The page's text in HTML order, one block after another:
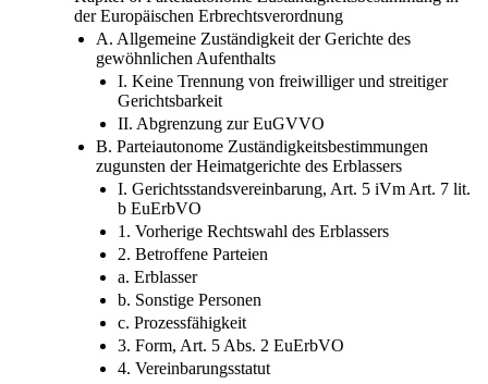
der Europäischen Erbrechtsverordnung
A. Allgemeine Zuständigkeit der Gerichte des
gewöhnlichen Aufenthalts
I. Keine Trennung von freiwilliger und streitiger
Gerichtsbarkeit
II. Abgrenzung zur EuGVVO
B. Parteiautonome Zuständigkeitsbestimmungen
zugunsten der Heimatgerichte des Erblassers
I. Gerichtsstandsvereinbarung, Art. 5 iVm Art. 7 lit.
b EuErbVO
1. Vorherige Rechtswahl des Erblassers
2. Betroffene Parteien
a. Erblasser
b. Sonstige Personen
c. Prozessfähigkeit
3. Form, Art. 5 Abs. 2 EuErbVO
4. Vereinbarungsstatut